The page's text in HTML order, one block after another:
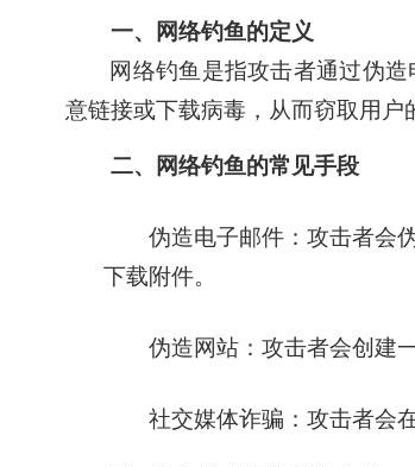
一、网络钓鱼的定义
网络钓鱼是指攻击者通过伪造
意链接或下载病毒，从而窃取用户
二、网络钓鱼的常见手段
伪造电子邮件：攻击者会
下载附件。
伪造网站：攻击者会创建
社交媒体诈骗：攻击者会